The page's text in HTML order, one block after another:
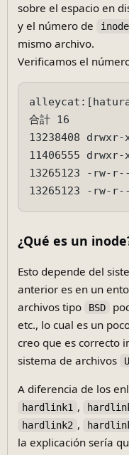
sobre el espacio en
y el número de
inode
mismo archivo.
Verificamos el
合計 16
13238408
11406555
13265123 -rw-
¿Qué es un
Esto depende del
anterior es en un
archivos tipo
BSD
etc., lo cual es un
creo que es correcto
sistema de archivos
A diferencia de los
hardlink1 ,
hardlink2 ,
la explicación sería